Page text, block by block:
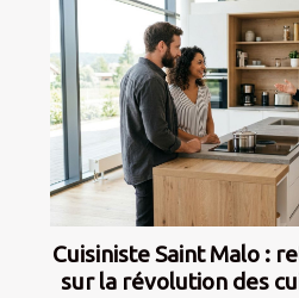
Cuisiniste Saint Malo :
sur la révolution des